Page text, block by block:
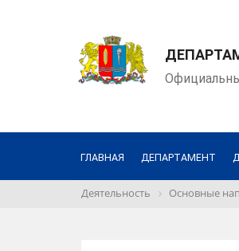
ГЛАВНАЯ ДЕПАРТАМЕНТ
Деятельность Основные